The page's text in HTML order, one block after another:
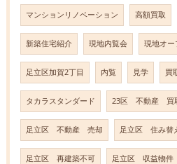
マンションリノベーション 高額買取
新築住宅紹介 現地内覧会 現地オー
足立区加賀2丁目 内覧 見学 買
タカラスタンダード 23区 不動産 買
足立区 不動産 売却 足立区 住み替
足立区 再建築不可 足立区 収益物件